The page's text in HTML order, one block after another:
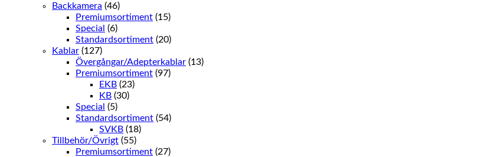
Backkamera (46)
Premiumsortiment (15)
Special (6)
Standardsortiment (20)
Kablar (127)
Övergångar/Adepterkablar (13)
Premiumsortiment (97)
EKB (23)
KB (30)
Special (5)
Standardsortiment (54)
SVKB (18)
Tillbehör/Övrigt (55)
Premiumsortiment (27)